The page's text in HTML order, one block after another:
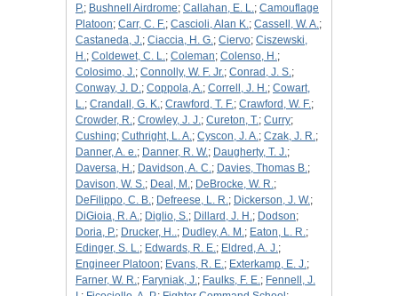
P.; Bushnell Airdrome; Callahan, E. L.; Camouflage
Platoon; Carr, C. F.; Cascioli, Alan K.; Cassell, W. A.;
Castaneda, J.; Ciaccia, H. G.; Ciervo; Ciszewski,
H.; Coldewet, C. L.; Coleman; Colenso, H.;
Colosimo, J.; Connolly, W. F. Jr.; Conrad, J. S.;
Conway, J. D.; Coppola, A.; Correll, J. H.; Cowart,
L.; Crandall, G. K.; Crawford, T. F.; Crawford, W. F.;
Crowder, R.; Crowley, J. J.; Cureton, T.; Curry;
Cushing; Cuthright, L. A.; Cyscon, J. A.; Czak, J. R.;
Danner, A. e.; Danner, R. W.; Daugherty, T. J.;
Daversa, H.; Davidson, A. C.; Davies, Thomas B.;
Davison, W. S.; Deal, M.; DeBrocke, W. R.;
DeFilippo, C. B.; Defreese, L. R.; Dickerson, J. W.;
DiGioia, R. A.; Diglio, S.; Dillard, J. H.; Dodson;
Doria, P.; Drucker, H..; Dudley, A. M.; Eaton, L. R.;
Edinger, S. L.; Edwards, R. E.; Eldred, A. J.;
Engineer Platoon; Evans, R. E.; Exterkamp, E. J.;
Farner, W. R.; Faryniak, J.; Faulks, F. E.; Fennell, J.